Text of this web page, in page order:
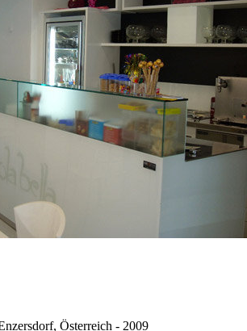
Österreich - 2009